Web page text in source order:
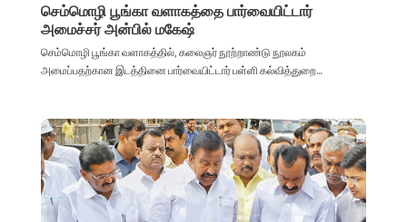
செம்மொழி பூங்கா வளாகத்தை பார்வையிட்டார்
அமைச்சர் அன்பில் மகேஷ்
செம்மொழி பூங்கா வளாகத்தில், கலைஞர் நூற்றாண்டு நூலகம்
அமைப்பதற்கான இடத்தினை பார்வையிட்டார் பள்ளி கல்வித்துறை...